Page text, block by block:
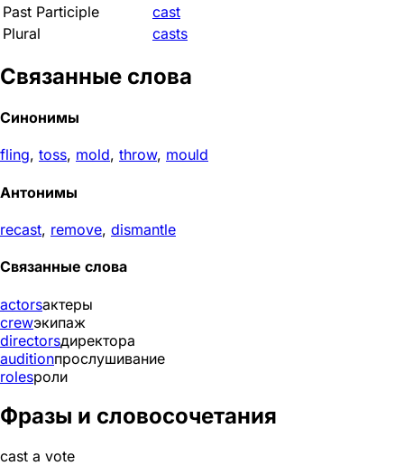
Past Participle
cast
Plural
casts
Связанные слова
Синонимы
fling, toss, mold, throw, mould
Антонимы
recast, remove, dismantle
Связанные слова
actorsактеры
crewэкипаж
directorsдиректора
auditionпрослушивание
rolesроли
Фразы и словосочетания
cast a vote